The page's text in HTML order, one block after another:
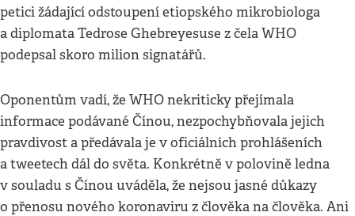
petici žádající odstoupení etiopského mikrobiologa
a diplomata Tedrose Ghebreyesuse z čela WHO
podepsal skoro milion signatářů.
Oponentům vadí, že WHO nekriticky přejímala
informace podávané Čínou, nezpochybňovala jejich
pravdivost a předávala je v oficiálních prohlášeních
a tweetech dál do světa. Konkrétně v polovině ledna
v souladu s Čínou uváděla, že nejsou jasné důkazy
o přenosu nového koronaviru z člověka na člověka. Ani